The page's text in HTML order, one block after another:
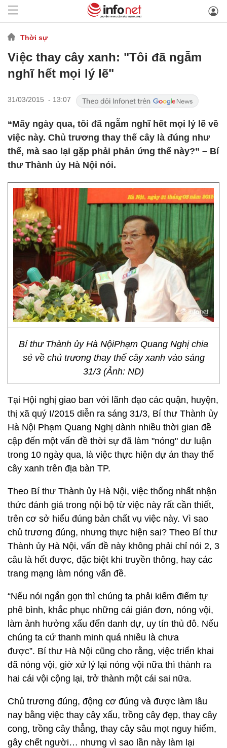
Thời sự
Việc thay cây xanh: "Tôi đã ngẫm
nghĩ hết mọi lý lẽ"
31/03/2015 - 13:07
“Mấy ngày qua, tôi đã ngẫm nghĩ hết mọi lý lẽ về
việc này. Chủ trương thay thế cây là đúng như
thế, mà sao lại gặp phải phản ứng thế này?” – Bí
thư Thành ủy Hà Nội nói.
Bí thư Thành ủy Hà NộiPhạm Quang Nghị chia
sẻ về chủ trương thay thế cây xanh vào sáng
31/3 (Ảnh: ND)
Tại Hội nghị giao ban với lãnh đạo các quận, huyện,
thị xã quý I/2015 diễn ra sáng 31/3, Bí thư Thành ủy
Hà Nội Phạm Quang Nghị dành nhiều thời gian đề
cập đến một vấn đề thời sự đã làm "nóng" dư luận
trong 10 ngày qua, là việc thực hiện dự án thay thế
cây xanh trên địa bàn TP.
Theo Bí thư Thành ủy Hà Nội, việc thống nhất nhận
thức đánh giá trong nội bộ từ việc này rất cần thiết,
trên cơ sở hiểu đúng bản chất vụ việc này. Vì sao
chủ trương đúng, nhưng thực hiện sai? Theo Bí thư
Thành ủy Hà Nội, vấn đề này không phải chỉ nói 2, 3
câu là hết được, đặc biệt khi truyền thông, hay các
trang mạng làm nóng vấn đề.
“Nếu nói ngắn gọn thì chúng ta phải kiểm điểm tự
phê bình, khắc phục những cái giản đơn, nóng vội,
làm ảnh hưởng xấu đến danh dự, uy tín thủ đô. Nếu
chúng ta cứ thanh minh quá nhiều là chưa
được”. Bí thư Hà Nội cũng cho rằng, việc triển khai
đã nóng vội, giờ xử lý lại nóng vội nữa thì thành ra
hai cái vội cộng lại, trở thành một cái sai nữa.
Chủ trương đúng, động cơ đúng và được làm lâu
nay bằng việc thay cây xấu, trồng cây đẹp, thay cây
cong, trồng cây thẳng, thay cây sâu mọt nguy hiểm,
gây chết người… nhưng vì sao lần này làm lại